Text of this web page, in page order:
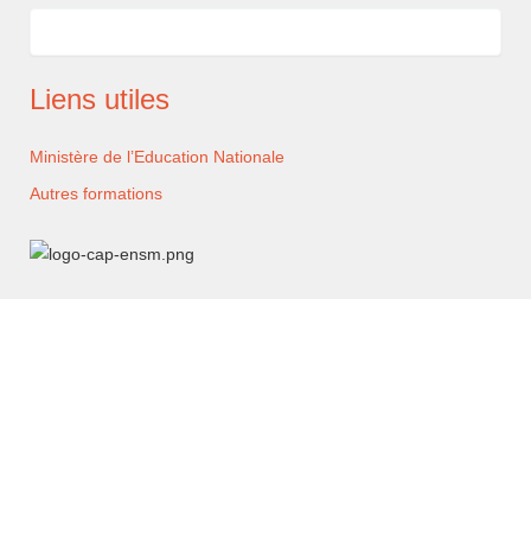
Liens utiles
Ministère de l’Education Nationale
Autres formations